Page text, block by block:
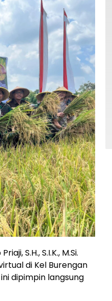
S.H., S.I.K., M.Si.
di Kel Burengan
dipimpin langsung